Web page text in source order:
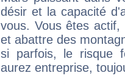
désir et la capacité
vous. Vous êtes
et abattre des
si parfois, le risque
aurez entreprise,